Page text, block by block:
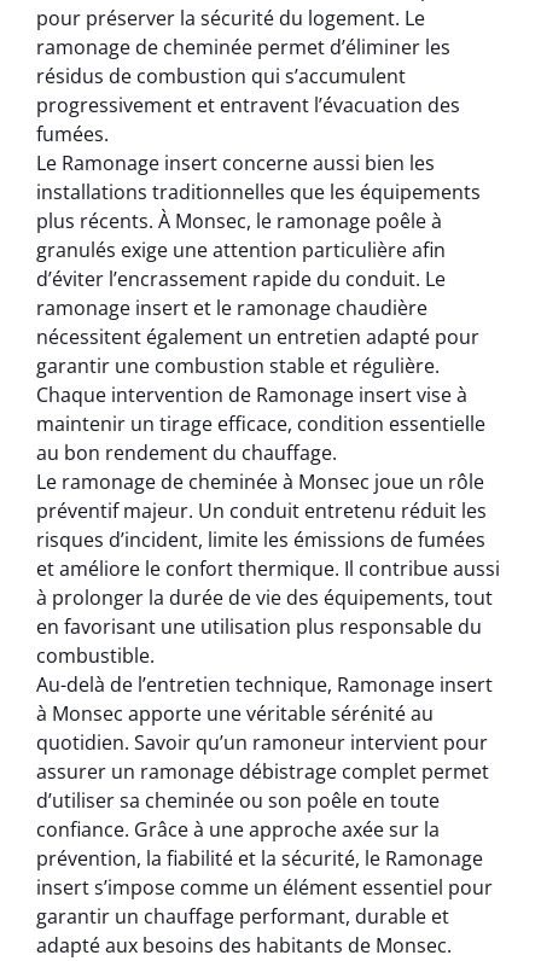
pour préserver la sécurité du logement. Le
ramonage de cheminée permet d’éliminer les
résidus de combustion qui s’accumulent
progressivement et entravent l’évacuation des
fumées.
Le Ramonage insert concerne aussi bien les
installations traditionnelles que les équipements
plus récents. À Monsec, le ramonage poêle à
granulés exige une attention particulière afin
d’éviter l’encrassement rapide du conduit. Le
ramonage insert et le ramonage chaudière
nécessitent également un entretien adapté pour
garantir une combustion stable et régulière.
Chaque intervention de Ramonage insert vise à
maintenir un tirage efficace, condition essentielle
au bon rendement du chauffage.
Le ramonage de cheminée à Monsec joue un rôle
préventif majeur. Un conduit entretenu réduit les
risques d’incident, limite les émissions de fumées
et améliore le confort thermique. Il contribue aussi
à prolonger la durée de vie des équipements, tout
en favorisant une utilisation plus responsable du
combustible.
Au-delà de l’entretien technique, Ramonage insert
à Monsec apporte une véritable sérénité au
quotidien. Savoir qu’un ramoneur intervient pour
assurer un ramonage débistrage complet permet
d’utiliser sa cheminée ou son poêle en toute
confiance. Grâce à une approche axée sur la
prévention, la fiabilité et la sécurité, le Ramonage
insert s’impose comme un élément essentiel pour
garantir un chauffage performant, durable et
adapté aux besoins des habitants de Monsec.